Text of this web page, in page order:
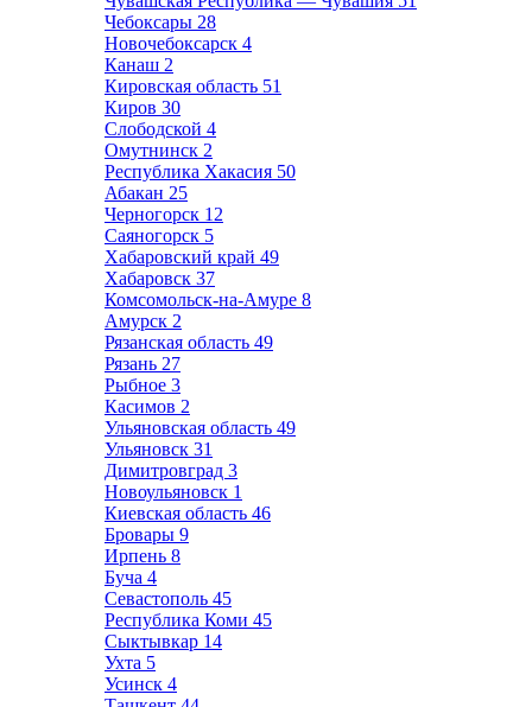
Чебоксары 28
Новочебоксарск 4
Канаш 2
Кировская область 51
Киров 30
Слободской 4
Омутнинск 2
Республика Хакасия 50
Абакан 25
Черногорск 12
Саяногорск 5
Хабаровский край 49
Хабаровск 37
Комсомольск-на-Амуре 8
Амурск 2
Рязанская область 49
Рязань 27
Рыбное 3
Касимов 2
Ульяновская область 49
Ульяновск 31
Димитровград 3
Новоульяновск 1
Киевская область 46
Бровары 9
Ирпень 8
Буча 4
Севастополь 45
Республика Коми 45
Сыктывкар 14
Ухта 5
Усинск 4